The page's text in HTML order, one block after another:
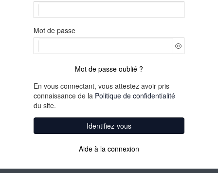
Mot de passe
Mot de passe oublié ?
En vous connectant, vous attestez avoir pris
connaissance de la Politique de confidentialité
du site.
Identifiez-vous
Aide à la connexion